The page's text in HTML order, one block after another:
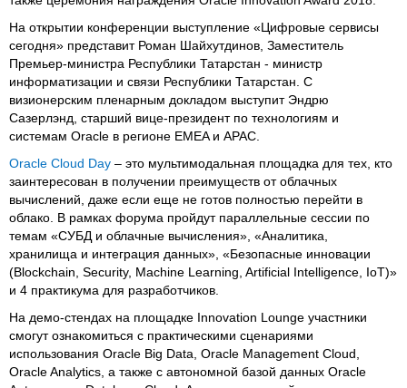
На открытии конференции выступление «Цифровые сервисы
сегодня» представит Роман Шайхутдинов, Заместитель
Премьер-министра Республики Татарстан - министр
информатизации и связи Республики Татарстан. С
визионерским пленарным докладом выступит Эндрю
Сазерлэнд, старший вице-президент по технологиям и
системам Oracle в регионе EMEA и APAC.
Oracle Cloud Day – это мультимодальная площадка для тех, кто
заинтересован в получении преимуществ от облачных
вычислений, даже если еще не готов полностью перейти в
облако. В рамках форума пройдут параллельные сессии по
темам «СУБД и облачные вычисления», «Аналитика,
хранилища и интеграция данных», «Безопасные инновации
(Blockchain, Security, Machine Learning, Artificial Intelligence, IoT)»
и 4 практикума для разработчиков.
На демо-стендах на площадке Innovation Lounge участники
смогут ознакомиться с практическими сценариями
использования Oracle Big Data, Oracle Management Cloud,
Oracle Analytics, а также с автономной базой данных Oracle